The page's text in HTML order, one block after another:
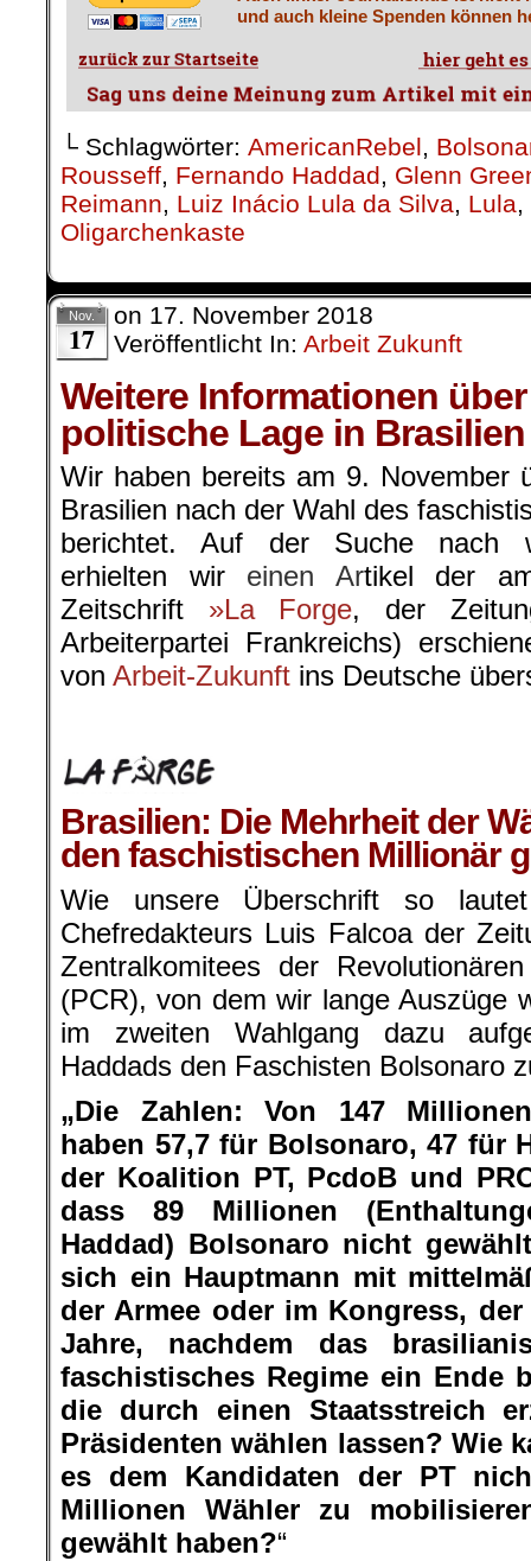
und auch kleine Spenden können
└ Schlagwörter: AmericanRebel,
Rousseff, Fernando Haddad, Glenn
Reimann, Luiz Inácio Lula da Silva, Lula,
Oligarchenkaste
Nov.
17
on 17. November 2018
Veröffentlicht In: Arbeit Zukunft
Weitere Informationen
politische Lage in Brasilien
Wir haben bereits am 9. November
Brasilien nach der Wahl des
berichtet. Auf der Suche nach
erhielten wir einen Artikel der
Zeitschrift »La Forge, der
Arbeiterpartei Frankreichs)
von Arbeit-Zukunft ins Deutsche
Brasilien: Die Mehrheit der
den faschistischen Millionär
Wie unsere Überschrift so
Chefredakteurs Luis Falcoa der
Zentralkomitees der
(PCR), von dem wir lange Auszüge
im zweiten Wahlgang dazu
Haddads den Faschisten Bolsonaro
„Die Zahlen: Von 147
haben 57,7 für Bolsonaro, 47 für
der Koalition PT, PcdoB und
dass 89 Millionen
Haddad) Bolsonaro nicht
sich ein Hauptmann mit
der Armee oder im Kongress,
Jahre, nachdem das
faschistisches Regime ein Ende
die durch einen Staatsstreich
Präsidenten wählen lassen? Wie
es dem Kandidaten der PT
Millionen Wähler zu
gewählt haben?“